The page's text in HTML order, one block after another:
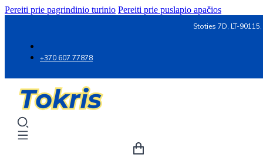
Pereiti prie pagrindinio turinio Pereiti prie puslapio apačios
Stoties 7D, LT-
+370 607 77878